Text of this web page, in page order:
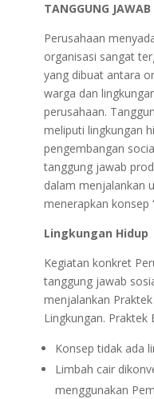
TANGGUNG
Perusahaan
organisasi sangat
yang dibuat antara
warga dan
perusahaan.
meliputi lingkungan
pengembangan
tanggung jawab
dalam menjalankan
menerapkan konsep
Lingkungan Hidup
Kegiatan konkret
tanggung jawab
menjalankan
Lingkungan. Praktek
Konsep tidak ada
Limbah cair
menggunakan